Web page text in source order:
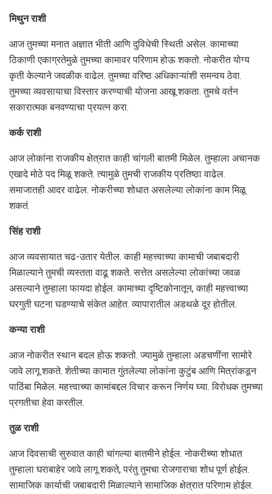
मिथुन राशी
आज तुमच्या मनात अज्ञात भीती आणि दुविधेची स्थिती असेल. कामाच्या
ठिकाणी एकाग्रतेमुळे तुमच्या कामावर परिणाम होऊ शकतो. नोकरीत योग्य
कृती केल्याने जवळीक वाढेल. तुमच्या वरिष्ठ अधिकाऱ्यांशी समन्वय ठेवा.
तुमच्या व्यवसायाचा विस्तार करण्याची योजना आखू शकता. तुमचे वर्तन
सकारात्मक बनवण्याचा प्रयत्न करा.
कर्क राशी
आज लोकांना राजकीय क्षेत्रात काही चांगली बातमी मिळेल. तुम्हाला अचानक
एखादे मोठे पद मिळू शकते. त्यामुळे तुमची राजकीय प्रतिष्ठा वाढेल.
समाजातही आदर वाढेल. नोकरीच्या शोधात असलेल्या लोकांना काम मिळू
शकतं.
सिंह राशी
आज व्यवसायात चढ-उतार येतील. काही महत्त्वाच्या कामाची जबाबदारी
मिळाल्याने तुमची व्यस्तता वाढू शकते. सत्तेत असलेल्या लोकांच्या जवळ
असल्याने तुम्हाला फायदा होईल. कामाच्या दृष्टिकोनातून, काही महत्त्वाच्या
घरगुती घटना घडण्याचे संकेत आहेत. व्यापारातील अडथळे दूर होतील.
कन्या राशी
आज नोकरीत स्थान बदल होऊ शकतो. ज्यामुळे तुम्हाला अडचणींना सामोरे
जावे लागू शकते. शेतीच्या कामात गुंतलेल्या लोकांना कुटुंब आणि मित्रांकडून
पाठिंबा मिळेल. महत्त्वाच्या कामांबद्दल विचार करून निर्णय घ्या. विरोधक तुमच्या
प्रगतीचा हेवा करतील.
तुळ राशी
आज दिवसाची सुरुवात काही चांगल्या बातमीने होईल. नोकरीच्या शोधात
तुम्हाला घराबाहेर जावे लागू शकते, परंतु तुमचा रोजगाराचा शोध पूर्ण होईल.
सामाजिक कार्याची जबाबदारी मिळाल्याने सामाजिक क्षेत्रात परिणाम होईल.